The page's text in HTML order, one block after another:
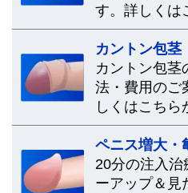
す。詳しくは
カントン包茎
カントン包茎
法・費用のご
しくはこちら
ペニス増大・
20分の注入治
ーアップ＆見